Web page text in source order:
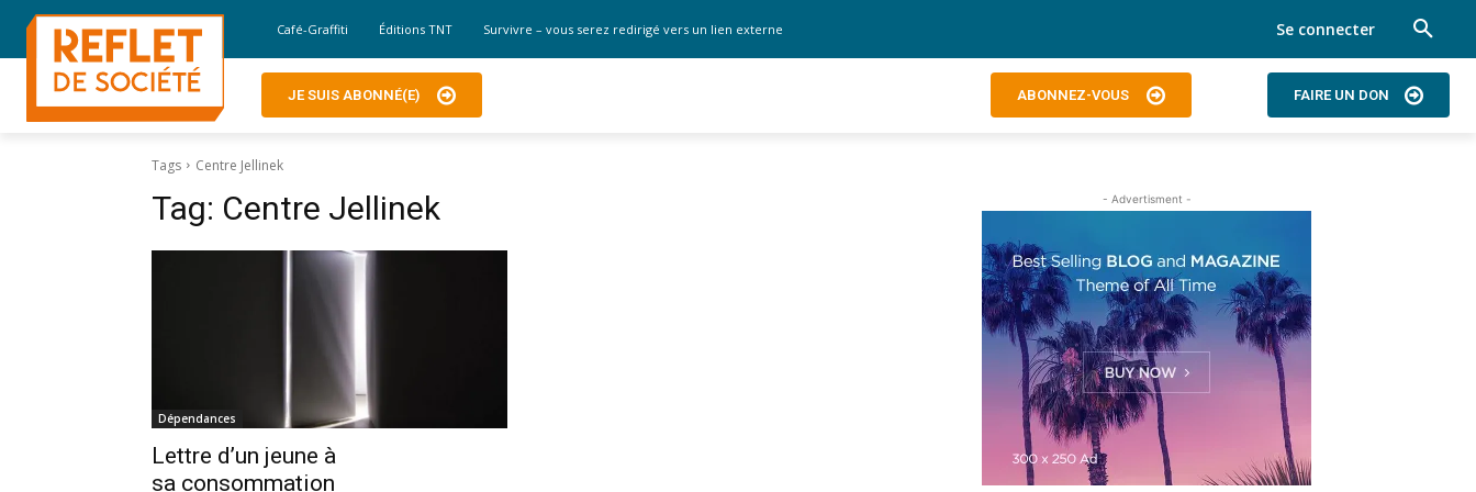
Café-Graffiti Éditions TNT Survivre – vous serez redirigé vers un lien externe Se connecter
JE SUIS ABONNÉ(E) ABONNEZ-VOUS FAIRE UN DON
Tags Centre Jellinek
Tag: Centre Jellinek
Dépendances
Lettre d’un jeune à
sa consommation
- Advertisment -